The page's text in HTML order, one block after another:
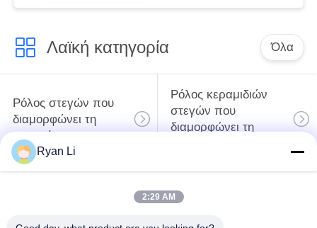
Λαϊκή κατηγορία Όλα
Ρόλος στεγών που
διαμορφώνει τη
μηχανή
Ρόλος κεραμιδιών
στεγών που
διαμορφώνει τη
κυλίνδρων με πόρτες
Ryan Li
2:29 AM